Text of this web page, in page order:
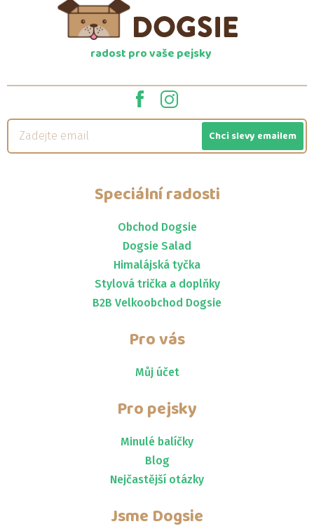
radost pro vaše pejsky
Chci slevy emailem
Speciální radosti
Obchod Dogsie
Dogsie Salad
Himalájská tyčka
Stylová trička a doplňky
B2B Velkoobchod Dogsie
Pro vás
Můj účet
Pro pejsky
Minulé balíčky
Blog
Nejčastější otázky
Jsme Dogsie